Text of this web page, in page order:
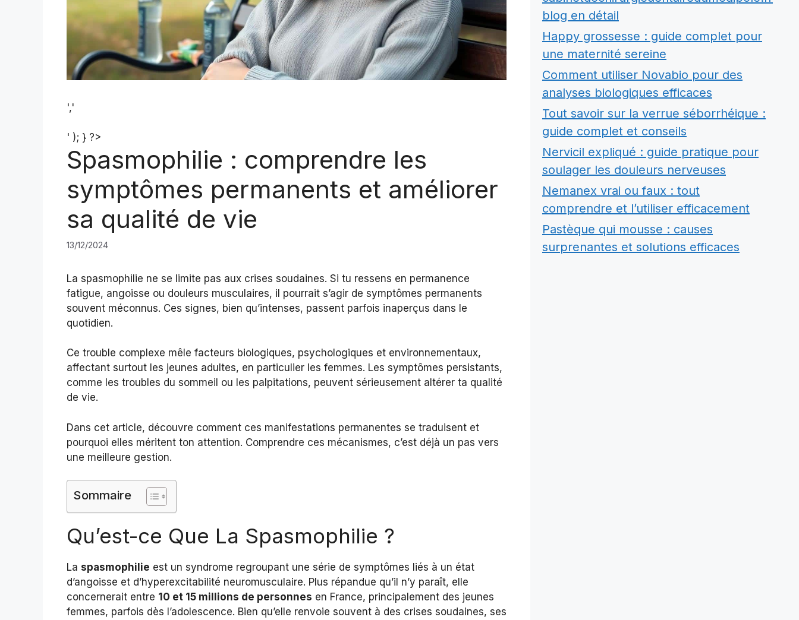
','
' ); } ?>
Spasmophilie : comprendre les
symptômes permanents et améliorer
sa qualité de vie
13/12/2024
La spasmophilie ne se limite pas aux crises soudaines. Si tu ressens en permanence
fatigue, angoisse ou douleurs musculaires, il pourrait s’agir de symptômes permanents
souvent méconnus. Ces signes, bien qu’intenses, passent parfois inaperçus dans le
quotidien.
Ce trouble complexe mêle facteurs biologiques, psychologiques et environnementaux,
affectant surtout les jeunes adultes, en particulier les femmes. Les symptômes persistants,
comme les troubles du sommeil ou les palpitations, peuvent sérieusement altérer ta qualité
de vie.
Dans cet article, découvre comment ces manifestations permanentes se traduisent et
pourquoi elles méritent ton attention. Comprendre ces mécanismes, c’est déjà un pas vers
une meilleure gestion.
Sommaire
Qu’est-ce Que La Spasmophilie ?
La spasmophilie est un syndrome regroupant une série de symptômes liés à un état
d’angoisse et d’hyperexcitabilité neuromusculaire. Plus répandue qu’il n’y paraît, elle
concernerait entre 10 et 15 millions de personnes en France, principalement des jeunes
femmes, parfois dès l’adolescence. Bien qu’elle renvoie souvent à des crises soudaines, ses
blog en détail
Happy grossesse : guide complet pour
une maternité sereine
Comment utiliser Novabio pour des
analyses biologiques efficaces
Tout savoir sur la verrue séborrhéique :
guide complet et conseils
Nervicil expliqué : guide pratique pour
soulager les douleurs nerveuses
Nemanex vrai ou faux : tout
comprendre et l’utiliser efficacement
Pastèque qui mousse : causes
surprenantes et solutions efficaces